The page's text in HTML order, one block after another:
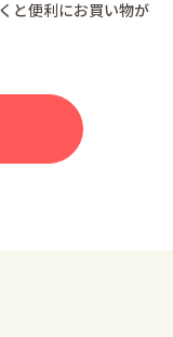
と便利にお買い物が